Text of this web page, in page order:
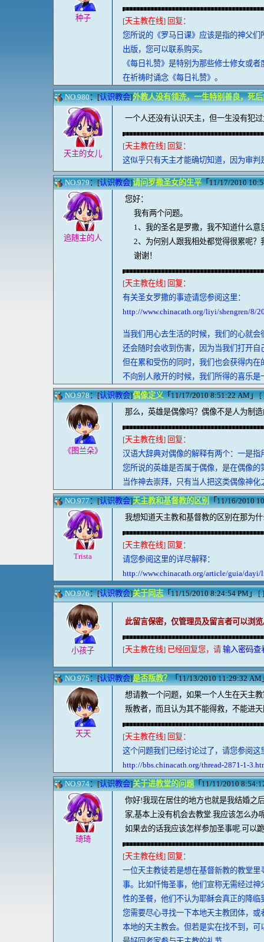
种子
[天主教在线] 回复：
您所说的《罗马日课》应该是指的神父
出版，您可以联系购买。
《每日礼赞》是特别为那些修士修女或
在祈祷时诵念《每日礼赞》。
NO.980：[认识教会]外教人没有领洗，一生特别善良，死
天主的女儿
一个人还没有认识天主，但一生没有犯
[天主教在线] 回复：
这似乎只有天主才能确切知道，因为审判
NO.979：[认识教会]请问罗撒圣女的生平「11/17/2010
追随主的人
您好：
我有两个问题。
1、我的圣名是罗撒，我不知道什么意
2、为何别人跟我相处都觉得很累呢？
谢谢！
[天主教在线] 回复：
有关圣女罗撒的事迹请您参阅这里：
http://www.chinacath.org/liyi/shengren/8/
当我们用心去生活的时候，我们的心就
还会随时会收到伤害，因为当我们打开
但在累和受伤的同时，我们也会获得内
不向别人敞开的时候，我们所得的喜乐
NO.978：[认识教会]偶像定义「11/17/2010 8:51:22 AM」 [
《图兰朵》
那么，英雄是偶像吗？偶像不是人为制
[天主教在线] 回复：
汉语大辞典对偶像的解释有两个：一是
您所说的英雄是否属于偶像，是在偶像
当作神去崇拜，只有当人把这类偶像神
NO.977：[认识教会]天主教和基督教的区别「11/16/2010
Trista
我想知道天主教和基督教的区别在那为
[天主教在线] 回复：
请您参阅这里的详尽解释：
http://www.chinacath.org/article/guia/
NO.976：[认识教会]关于同志「11/15/2010 8:24:54 PM」 [
小孩子
此留言保密，仅管理员及留言者可以浏览
[天主教在线] 已经回复您，请 输入密码查
NO.975：[认识教会]是否叛教？「11/13/2010 11:29:32 AM
天天
想请教一个问题，如果一个人生在天主
叛教者，而且认为其不能得救，不能进
[天主教在线] 回复：
这个问题我们已经讨论过了，请您参阅这
http://bbs.chinacath.org/thread-2871-1-
NO.974：[认识教会]关于进教堂的问题「11/11/2010
琦琦
你好!我现在居住的地方也就是我结婚之
家,基本上没有机会去教堂.我应该怎么办
如果去的话我应该怎样参加圣事呢.可以
[天主教在线] 回复：
一位天主教徒若是想在基督新教的教堂
事。比如忏悔圣事，他们宣称无需经过
性的圣餐，他们不认为耶稣会真正的降临
您需要尽心寻找一下本地天主教团体，
本地的天主教会。但若是实在找不到，